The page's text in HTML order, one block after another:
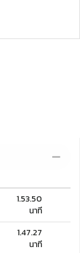
1.53.50
นาที
1.47.27
นาที